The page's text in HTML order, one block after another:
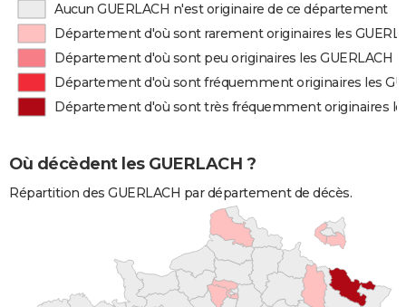
Aucun GUERLACH n'est originaire de ce département
Département d'où sont rarement originaires les
Département d'où sont peu originaires les GUERLACH
Département d'où sont fréquemment originaires les
Département d'où sont très fréquemment originaires
Où décèdent les GUERLACH ?
Répartition des GUERLACH par département de décès.